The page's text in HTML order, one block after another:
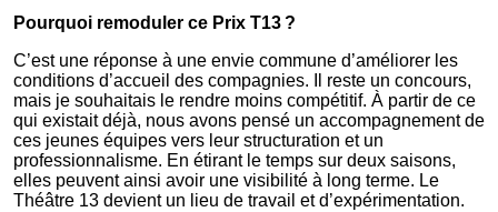
Pourquoi remoduler ce Prix T13 ?
C’est une réponse à une envie commune d’améliorer les
conditions d’accueil des compagnies. Il reste un concours,
mais je souhaitais le rendre moins compétitif. À partir de ce
qui existait déjà, nous avons pensé un accompagnement de
ces jeunes équipes vers leur structuration et un
professionnalisme. En étirant le temps sur deux saisons,
elles peuvent ainsi avoir une visibilité à long terme. Le
Théâtre 13 devient un lieu de travail et d’expérimentation.